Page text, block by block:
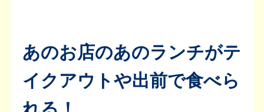
あのお店のあのランチがテ
イクアウトや出前で食べら